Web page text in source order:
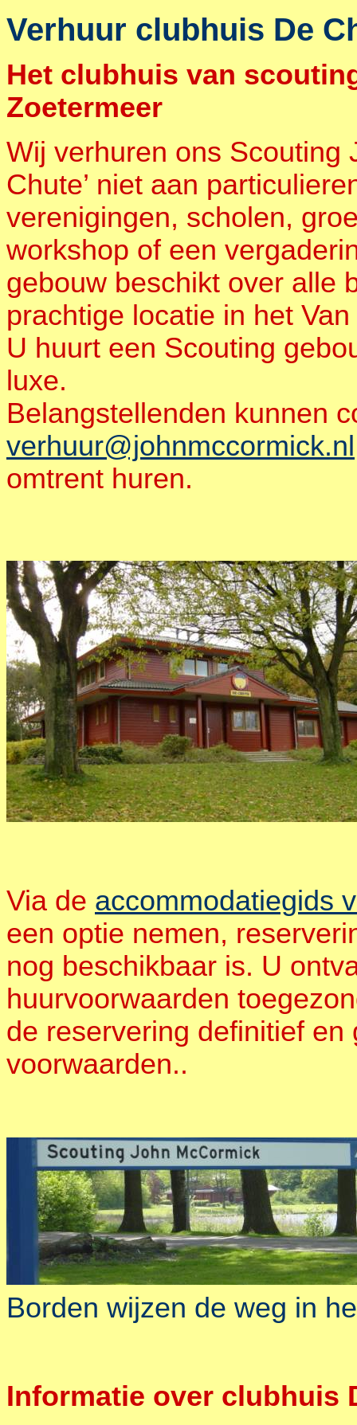
Verhuur clubhuis De
Het clubhuis van
Zoetermeer
Wij verhuren ons Scouting
Chute’ niet aan
verenigingen, scholen,
workshop of een
gebouw beschikt over alle
prachtige locatie in het
U huurt een Scouting
luxe.
Belangstellenden kunnen
verhuur@johnmccormick.nl
omtrent huren.
Via de accommodatiegids
een optie nemen,
nog beschikbaar is. U
huurvoorwaarden
de reservering definitief
voorwaarden..
Borden wijzen de weg in
Informatie over clubhuis